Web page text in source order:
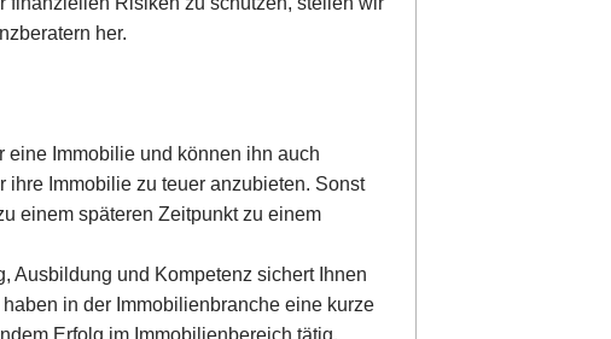
her.
Immobilie und können ihn auch
Immobilie zu teuer anzubieten. Sonst
einem späteren Zeitpunkt zu einem
Ausbildung und Kompetenz sichert Ihnen
in der Immobilienbranche eine kurze